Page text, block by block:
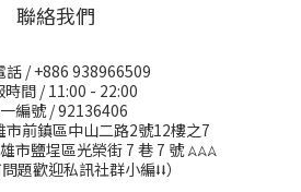
聯絡我們
話 / +886 938966509
時間 / 11:00 - 22:00
編號 / 92136406
市前鎮區中山二路2號12樓之7
市鹽埕區光榮街 7 巷 7 號𖤂𖤂𖤂
問題歡迎私訊社群小編⭣⭣）